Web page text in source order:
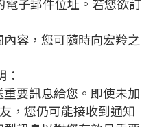
容，您可隨時向宏羚之
要訊息給您。即使未加
，您仍可能接收到通知